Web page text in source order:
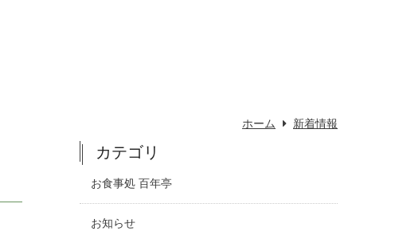
ホーム 新着情報
カテゴリ
お食事処 百年亭
お知らせ